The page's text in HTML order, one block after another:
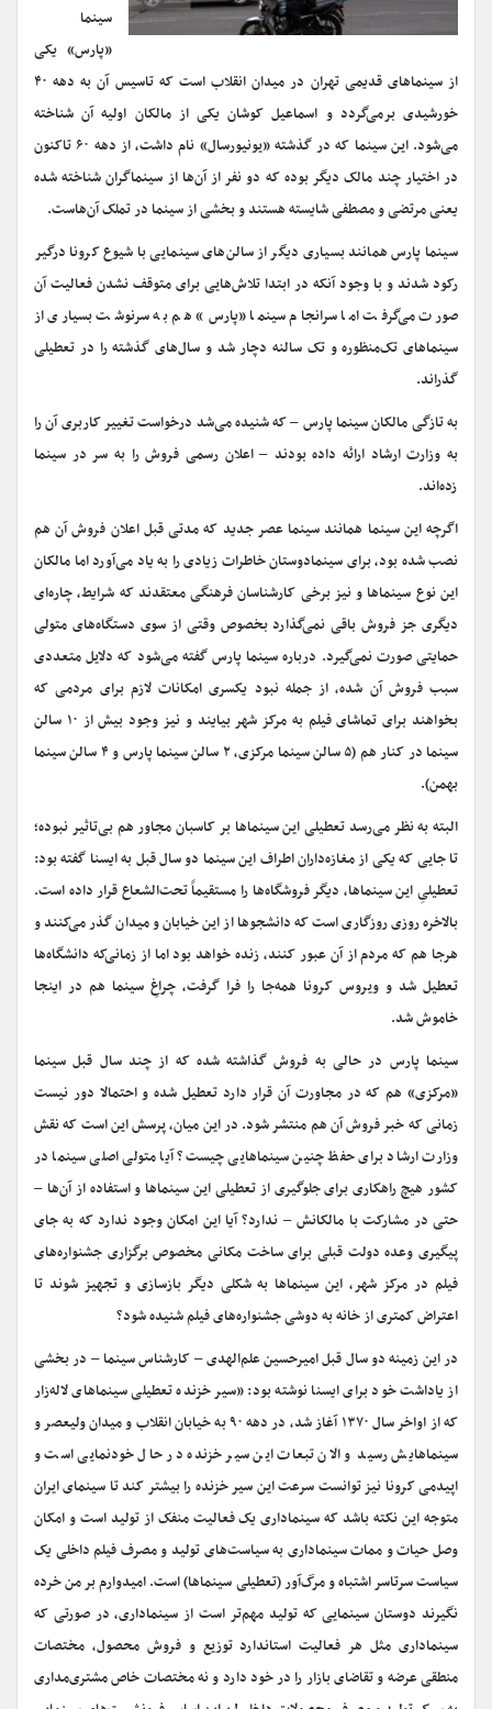
سینما
«پارس» یکی
از سینماهای قدیمی تهران در میدان انقلاب است که تاسیس آن به دهه ۴۰
خورشیدی برمی‌گردد و اسماعیل کوشان یکی از مالکان اولیه آن شناخته
می‌شود. این سینما که در گذشته «یونیورسال» نام داشت، از دهه ۶۰ تاکنون
در اختیار چند مالک دیگر بوده که دو نفر از آن‌ها از سینماگران شناخته شده
یعنی مرتضی و مصطفی شایسته هستند و بخشی از سینما در تملک آن‌هاست.
سینما پارس همانند بسیاری دیگر از سالن‌های سینمایی با شیوع کرونا درگیر
رکود شدند و با وجود آنکه در ابتدا تلاش‌هایی برای متوقف نشدن فعالیت آن
صورت می‌گرفت اما سرانجام سینما «پارس» هم به سرنوشت بسیاری از
سینماهای تک‌منظوره و تک سالنه دچار شد و سال‌های گذشته را در تعطیلی
گذراند.
به تازگی مالکان سینما پارس – که شنیده می‌شد درخواست تغییر کاربری آن را
به وزارت ارشاد ارائه داده بودند – اعلان رسمی فروش را به سر در سینما
زده‌اند.
اگرچه این سینما همانند سینما عصر جدید که مدتی قبل اعلان فروش آن هم
نصب شده بود، برای سینمادوستان خاطرات زیادی را به یاد می‌آورد اما مالکان
این نوع سینماها و نیز برخی کارشناسان فرهنگی معتقدند که شرایط، چاره‌ای
دیگری جز فروش باقی نمی‌گذارد بخصوص وقتی از سوی دستگاه‌های متولی
حمایتی صورت نمی‌گیرد. درباره سینما پارس گفته می‌شود که دلایل متعددی
سبب فروش آن شده، از جمله نبود یکسری امکانات لازم برای مردمی که
بخواهند برای تماشای فیلم به مرکز شهر بیایند و نیز وجود بیش از ۱۰ سالن
سینما در کنار هم (۵ سالن سینما مرکزی، ۲ سالن سینما پارس و ۴ سالن سینما
بهمن).
البته به نظر می‌رسد تعطیلی این سینماها بر کاسبان مجاور هم بی‌تاثیر نبوده؛
تا جایی که یکی از مغازه‌داران اطراف این سینما دو سال قبل به ایسنا گفته بود:
تعطیلیِ این سینماها، دیگر فروشگاه‌ها را مستقیماً تحت‌الشعاع قرار داده است.
بالاخره روزی‌ روزگاری است که دانشجوها از این خیابان و میدان گذر می‌کنند و
هرجا هم که مردم از آن عبور کنند، زنده خواهد بود اما از زمانی‌که دانشگاه‌ها
تعطیل شد و ویروس کرونا همه‌جا را فرا گرفت، چراغِ سینما هم در اینجا
خاموش شد.
سینما پارس در حالی به فروش گذاشته شده که از چند سال قبل سینما
«مرکزی» هم که در مجاورت آن قرار دارد تعطیل شده و احتمالا دور نیست
زمانی که خبر فروش آن هم منتشر شود. در این میان، پرسش این است که نقش
وزارت ارشاد برای حفظ چنین سینماهایی چیست؟ آیا متولی اصلی سینما در
کشور هیچ راهکاری برای جلوگیری از تعطیلی این سینماها و استفاده از آن‌ها –
حتی در مشارکت با مالکانش – ندارد؟ آیا این امکان وجود ندارد که به جای
پیگیری وعده دولت قبلی برای ساخت مکانی مخصوص برگزاری جشنواره‌های
فیلم در مرکز شهر، این سینماها به شکلی دیگر بازسازی و تجهیز شوند تا
اعتراض کمتری از خانه به دوشی جشنواره‌های فیلم شنیده شود؟
در این زمینه دو سال قبل امیرحسین علم‌الهدی – کارشناس سینما – در بخشی
از یاداشت خود برای ایسنا نوشته بود: «سیر خزنده تعطیلی سینماهای لاله‌زار
که از اواخر سال ۱۳۷۰ آغاز شد، در دهه ۹۰ به خیابان انقلاب و میدان ولیعصر و
سینماهایش رسید و الان تبعات این سیر خزنده در حال خودنمایی است و
اپیدمی کرونا نیز توانست سرعت این سیر خزنده را بیشتر کند تا سینمای ایران
متوجه این نکته باشد که سینماداری یک فعالیت منفک از تولید است و امکان
وصل حیات و ممات سینماداری به سیاست‌های تولید و مصرف فیلم داخلی یک
سیاست سرتاسر اشتباه و مرگ‌آور (تعطیلی سینماها) است. امیدوارم بر من خرده
نگیرند دوستان سینمایی که تولید مهم‌تر است از سینماداری، در صورتی که
سینماداری مثل هر فعالیت استاندارد توزیع و فروش محصول، مختصات
منطقی عرضه و تقاضای بازار را در خود دارد و نه مختصات خاص مشتری‌مداری